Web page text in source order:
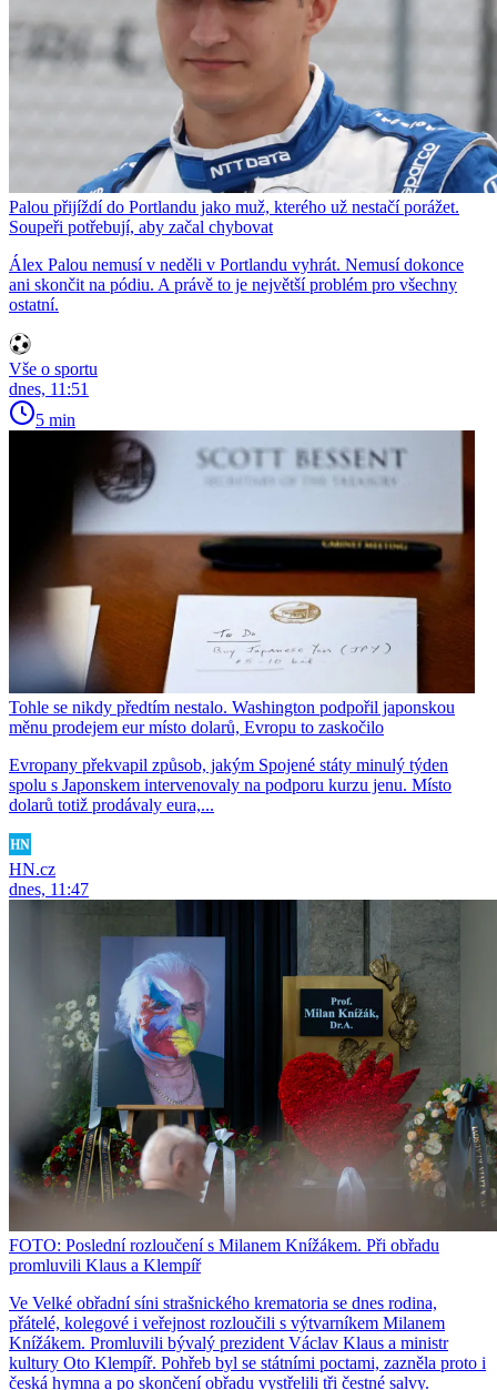
Palou přijíždí do Portlandu jako muž, kterého už nestačí porážet.
Soupeři potřebují, aby začal chybovat
Álex Palou nemusí v neděli v Portlandu vyhrát. Nemusí dokonce
ani skončit na pódiu. A právě to je největší problém pro všechny
ostatní.
Vše o sportu
dnes, 11:51
5 min
Tohle se nikdy předtím nestalo. Washington podpořil japonskou
měnu prodejem eur místo dolarů, Evropu to zaskočilo
Evropany překvapil způsob, jakým Spojené státy minulý týden
spolu s Japonskem intervenovaly na podporu kurzu jenu. Místo
dolarů totiž prodávaly eura,...
HN.cz
dnes, 11:47
FOTO: Poslední rozloučení s Milanem Knížákem. Při obřadu
promluvili Klaus a Klempíř
Ve Velké obřadní síni strašnického krematoria se dnes rodina,
přátelé, kolegové i veřejnost rozloučili s výtvarníkem Milanem
Knížákem. Promluvili bývalý prezident Václav Klaus a ministr
kultury Oto Klempíř. Pohřeb byl se státními poctami, zazněla proto i
česká hymna a po skončení obřadu vystřelili tři čestné salvy.